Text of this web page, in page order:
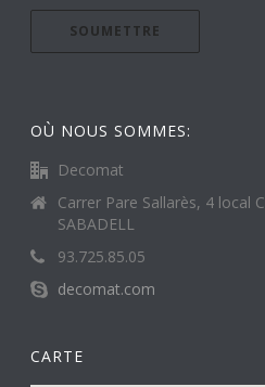
OÙ NOUS SOMMES:
Decomat
Carrer Pare Sallarès, 4 local C
SABADELL
93.725.85.05
decomat.com
CARTE